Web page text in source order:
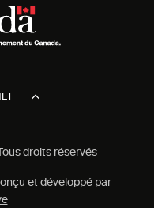
droits réservés
et développé par